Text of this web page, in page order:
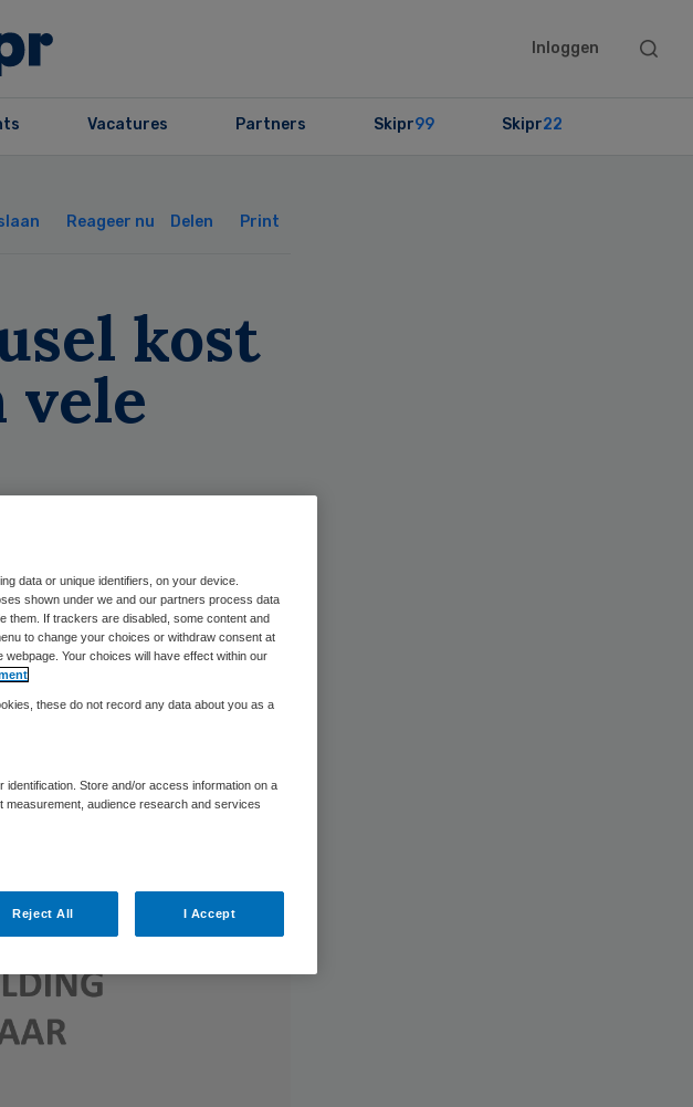
Inloggen
Search
Vacatures Partners Skipr99 Skipr22
Reageer nu Delen Print
kost
vele
data or unique identifiers, on your device.
shown under we and our partners process data
them. If trackers are disabled, some content and
to change your choices or withdraw consent at
Your choices will have effect within our
these do not record any data about you as a
Store and/or access information on a
audience research and services
Reject All I Accept